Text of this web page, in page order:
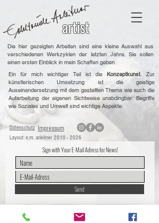
artist
Die hier gezeigten Arbeiten sind eine kleine Auswahl aus
verschiedenen Werkzyklen der letzten Jahre. Sie sollen
einen ersten Einblick in mein Schaffen geben.
Ein für mich wichtiger Teil ist die Konzeptkunst.Zur
künstlerischen Umsetzung ist die geistige
Auseinandersetzung mit dem gestellten Thema wie auch die
Aufarbeitung der eigenen Sichtweise unabdingbar. Begriffe
wie Soziales und Umwelt sind wichtige Aspekte.
Datenschutz Impressum
Layout: e.m. arleitner 2010 - 2026
Sign with Your E-Mail Adress for News!
Send